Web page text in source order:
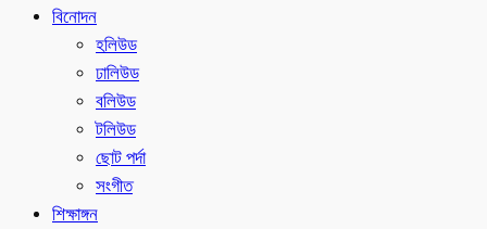
বিনোদন
হলিউড
ঢালিউড
বলিউড
টলিউড
ছোট পর্দা
সংগীত
শিক্ষাঙ্গন